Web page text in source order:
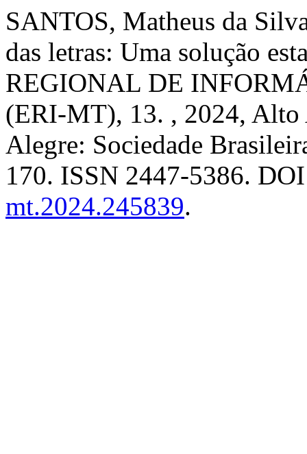
SANTOS, Matheus da
das letras: Uma solução
REGIONAL DE
(ERI-MT), 13. , 2024,
Alegre: Sociedade
170. ISSN 2447-5386.
mt.2024.245839.